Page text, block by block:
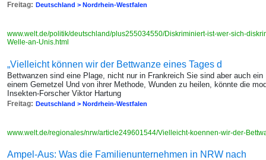
Freitag: Deutschland > Nordrhein-Westfalen
www.welt.de/politik/deutschland/plus255034550/Diskriminiert-ist-wer-sich-
Welle-an-Unis.html
„Vielleicht können wir der Bettwanze eines Tages d
Bettwanzen sind eine Plage, nicht nur in Frankreich Sie sind aber auch
einem Gemetzel Und von ihrer Methode, Wunden zu heilen, könnte die
Insekten-Forscher Viktor Hartung
Freitag: Deutschland > Nordrhein-Westfalen
www.welt.de/regionales/nrw/article249601544/Vielleicht-koennen-wir-der-
Ampel-Aus: Was die Familienunternehmen in NRW nach